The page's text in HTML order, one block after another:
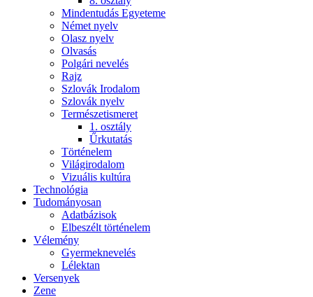
Mindentudás Egyeteme
Német nyelv
Olasz nyelv
Olvasás
Polgári nevelés
Rajz
Szlovák Irodalom
Szlovák nyelv
Természetismeret
1. osztály
Űrkutatás
Történelem
Világirodalom
Vizuális kultúra
Technológia
Tudományosan
Adatbázisok
Elbeszélt történelem
Vélemény
Gyermeknevelés
Lélektan
Versenyek
Zene